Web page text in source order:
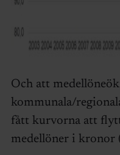
Och att
kommunala/
fått kurvorna att
medellöner i kronor